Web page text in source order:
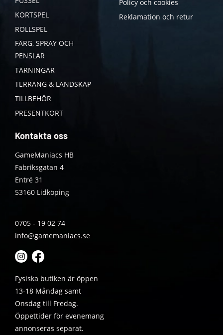
KORTSPEL
ROLLSPEL
FÄRG, SPRAY OCH
PENSLAR
TÄRNINGAR
TERRÄNG & LANDSKAP
TILLBEHÖR
PRESENTKORT
Policy och cookies
Reklamation och retur
Kontakta oss
GameManiacs HB
Fabriksgatan 4
Entré 31
53160 Lidköping
0705 - 19 02 74
info@gamemaniacs.se
Fysiska butiken är öppen
13-18 Måndag samt
Onsdag till Fredag.
Öppettider för evenemang
annonseras separat.